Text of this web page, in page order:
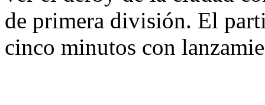
de primera división. El
cinco minutos con